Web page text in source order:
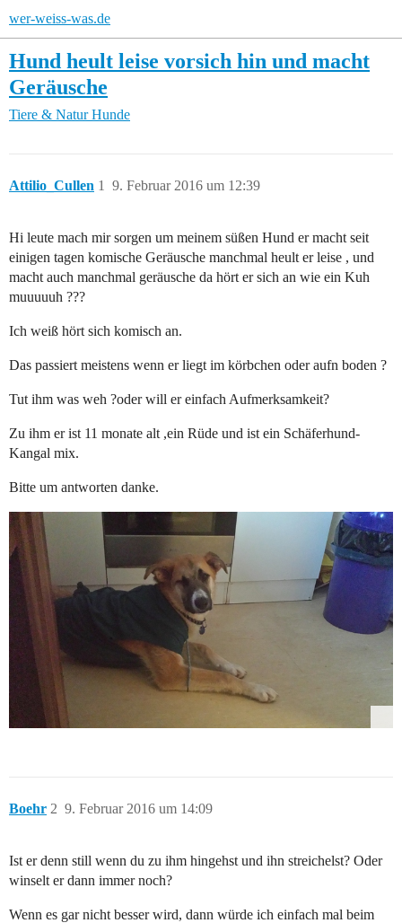
wer-weiss-was.de
Hund heult leise vorsich hin und macht
Geräusche
Tiere & Natur Hunde
Attilio_Cullen 9. Februar 2016 um 12:39
1
Hi leute mach mir sorgen um meinem süßen Hund er macht seit
einigen tagen komische Geräusche manchmal heult er leise , und
macht auch manchmal geräusche da hört er sich an wie ein Kuh
muuuuuh ???
Ich weiß hört sich komisch an.
Das passiert meistens wenn er liegt im körbchen oder aufn boden ?
Tut ihm was weh ?oder will er einfach Aufmerksamkeit?
Zu ihm er ist 11 monate alt ,ein Rüde und ist ein Schäferhund-
Kangal mix.
Bitte um antworten danke.
Boehr 9. Februar 2016 um 14:09
2
Ist er denn still wenn du zu ihm hingehst und ihn streichelst? Oder
winselt er dann immer noch?
Wenn es gar nicht besser wird, dann würde ich einfach mal beim